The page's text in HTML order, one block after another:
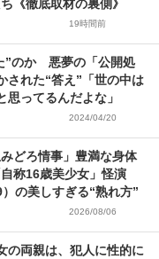
《徹底取材の裏側》
19時間前
”のか 悪夢の「公開処
された“答え”「世の中は
思ってるんだよな」
2024/04/20
どろ情事」豊満な身体
称16歳美少女」怪演
の美しすぎる“熟れ方”
2026/08/06
の両親は、犯人に性的に